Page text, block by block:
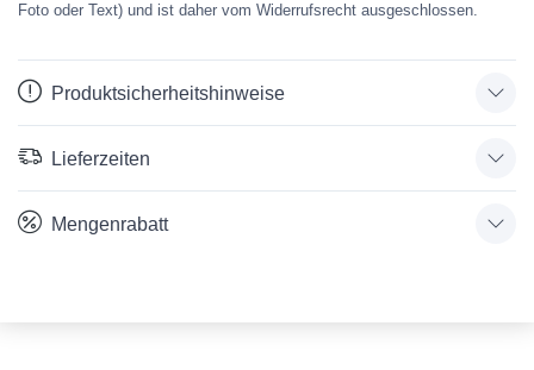
Foto oder Text) und ist daher vom Widerrufsrecht ausgeschlossen.
Produktsicherheitshinweise
Lieferzeiten
Mengenrabatt